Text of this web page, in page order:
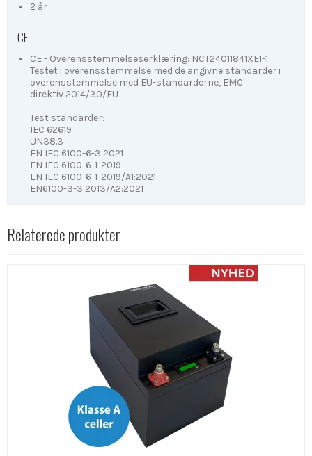
2 år
CE
CE - Overensstemmelseserklæring: NCT24011841XE1-1
Testet i overensstemmelse med de angivne standarder i
overensstemmelse med EU-standarderne, EMC
direktiv 2014/30/EU
Test standarder:
IEC 62619
UN38.3
EN IEC 6100-6-3:2021
EN IEC 6100-6-1-2019
EN IEC 6100-6-1-2019/A1:2021
EN6100-3-3:2013/A2:2021
Relaterede produkter